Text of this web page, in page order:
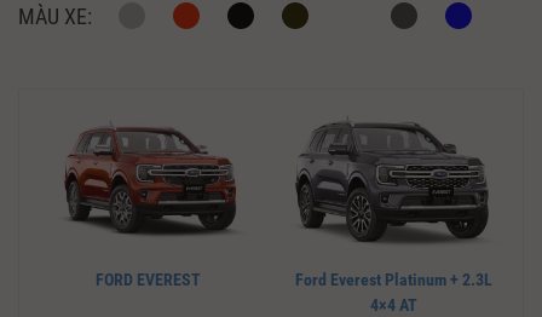
MÀU XE:
FORD EVEREST
Ford Everest Platinum + 2.3L
4×4 AT